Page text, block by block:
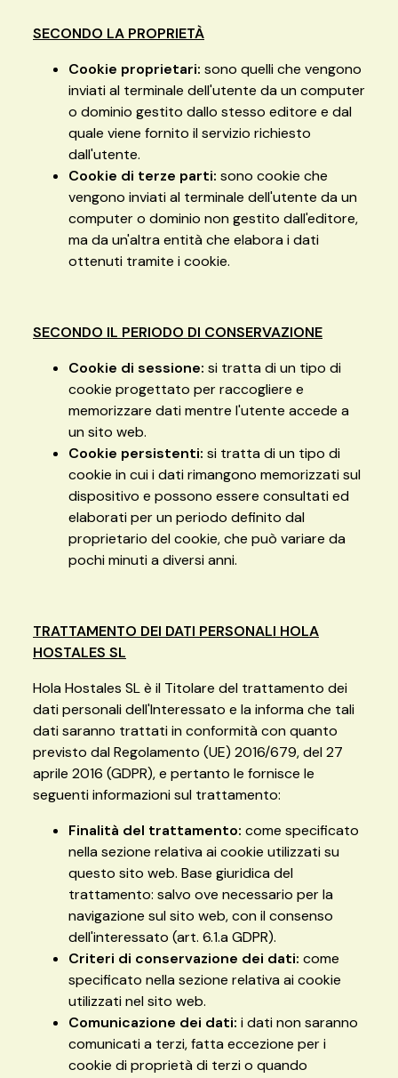
SECONDO LA PROPRIETÀ
Cookie proprietari: sono quelli che vengono
inviati al terminale dell'utente da un computer
o dominio gestito dallo stesso editore e dal
quale viene fornito il servizio richiesto
dall'utente.
Cookie di terze parti: sono cookie che
vengono inviati al terminale dell'utente da un
computer o dominio non gestito dall'editore,
ma da un'altra entità che elabora i dati
ottenuti tramite i cookie.
SECONDO IL PERIODO DI CONSERVAZIONE
Cookie di sessione: si tratta di un tipo di
cookie progettato per raccogliere e
memorizzare dati mentre l'utente accede a
un sito web.
Cookie persistenti: si tratta di un tipo di
cookie in cui i dati rimangono memorizzati sul
dispositivo e possono essere consultati ed
elaborati per un periodo definito dal
proprietario del cookie, che può variare da
pochi minuti a diversi anni.
TRATTAMENTO DEI DATI PERSONALI HOLA
HOSTALES SL
Hola Hostales SL è il Titolare del trattamento dei
dati personali dell'Interessato e la informa che tali
dati saranno trattati in conformità con quanto
previsto dal Regolamento (UE) 2016/679, del 27
aprile 2016 (GDPR), e pertanto le fornisce le
seguenti informazioni sul trattamento:
Finalità del trattamento: come specificato
nella sezione relativa ai cookie utilizzati su
questo sito web. Base giuridica del
trattamento: salvo ove necessario per la
navigazione sul sito web, con il consenso
dell'interessato (art. 6.1.a GDPR).
Criteri di conservazione dei dati: come
specificato nella sezione relativa ai cookie
utilizzati nel sito web.
Comunicazione dei dati: i dati non saranno
comunicati a terzi, fatta eccezione per i
cookie di proprietà di terzi o quando